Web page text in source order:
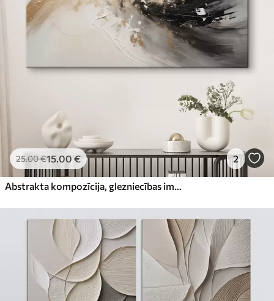
25.00€15.00 € 2
Abstrakta kompozīcija, glezniecības imitācija